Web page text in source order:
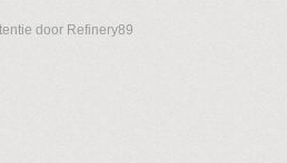
door Refinery89